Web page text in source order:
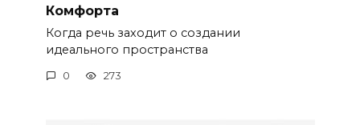
Комфорта
Когда речь заходит о создании
идеального пространства
0 273